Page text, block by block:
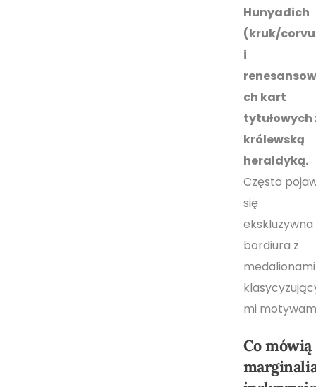
Hunyadich
(kruk/
i
ch kart
tytułowych
królewską
heraldyką.
Często
się
ekskluzywna
bordiura z
mi
Co mówią